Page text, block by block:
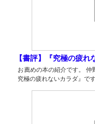
【書評】『究極の疲れ
お薦めの本の紹介です。 仲
究極の疲れないカラダ』で